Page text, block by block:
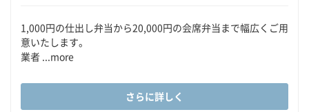
1,000円の仕出し弁当から20,000円の会席弁当まで幅広くご用
意いたします。
業者 ...more
さらに詳しく